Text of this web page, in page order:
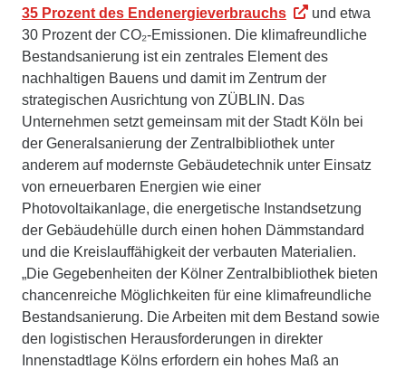
35 Prozent des Endenergieverbrauchs
und etwa
30 Prozent der CO₂-Emissionen. Die klimafreundliche
Bestandsanierung ist ein zentrales Element des
nachhaltigen Bauens und damit im Zentrum der
strategischen Ausrichtung von ZÜBLIN. Das
Unternehmen setzt gemeinsam mit der Stadt Köln bei
der Generalsanierung der Zentralbibliothek unter
anderem auf modernste Gebäudetechnik unter Einsatz
von erneuerbaren Energien wie einer
Photovoltaikanlage, die energetische Instandsetzung
der Gebäudehülle durch einen hohen Dämmstandard
und die Kreislauffähigkeit der verbauten Materialien.
„Die Gegebenheiten der Kölner Zentralbibliothek bieten
chancenreiche Möglichkeiten für eine klimafreundliche
Bestandsanierung. Die Arbeiten mit dem Bestand sowie
den logistischen Herausforderungen in direkter
Innenstadtlage Kölns erfordern ein hohes Maß an